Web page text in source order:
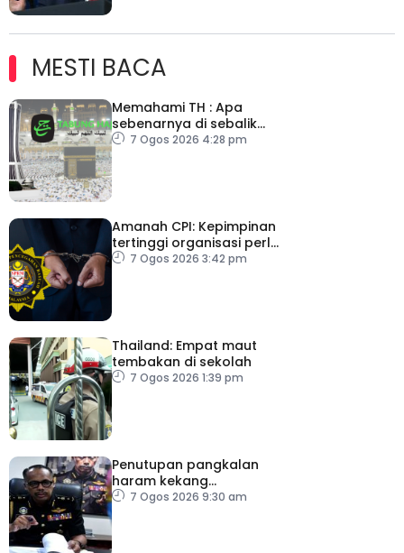
MESTI BACA
Memahami TH : Apa
sebenarnya di sebalik
angka
7 Ogos 2026 4:28 pm
Amanah CPI: Kepimpinan
tertinggi organisasi perlu
pacu reformasi radikal
7 Ogos 2026 3:42 pm
Thailand: Empat maut
tembakan di sekolah
7 Ogos 2026 1:39 pm
Penutupan pangkalan
haram kekang
penyeludupan di
7 Ogos 2026 9:30 am